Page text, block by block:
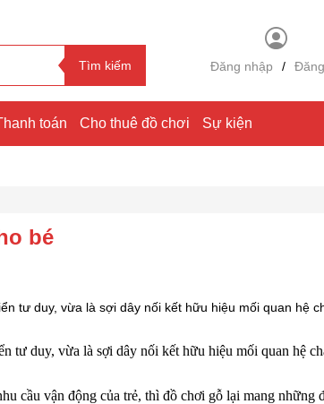
Tìm kiếm Đăng nhập /
toán Cho thuê đồ chơi Sự kiện
bé
tư duy, vừa là sợi dây nối kết hữu hiệu mối quan hệ
tư duy, vừa là sợi dây nối kết hữu hiệu mối quan hệ
cầu vận động của trẻ, thì đồ chơi gỗ lại mang những